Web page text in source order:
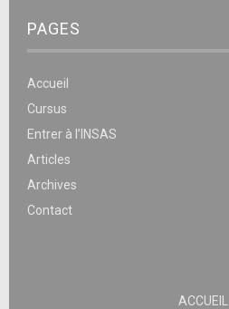
PAGES
Accueil
Cursus
Entrer à l’INSAS
Articles
Archives
Contact
ACCUEIL